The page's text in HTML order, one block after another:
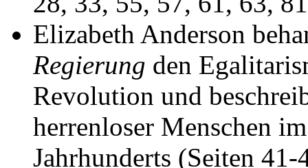
Elizabeth Anderson
Regierung den
Revolution und
herrenloser Menschen
Jahrhunderts (Seiten